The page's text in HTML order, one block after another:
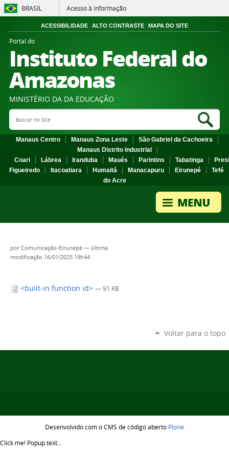
BRASIL Acesso à informação
ACESSIBILIDADE ALTO CONTRASTE MAPA DO SITE
Portal do
Instituto Federal do
Amazonas
MINISTÉRIO DA DA EDUCAÇÃO
Search Site
Manaus Centro Manaus Zona Leste
São Gabriel da Cachoeira
Manaus Distrito Industrial
Coari
Lábrea Iranduba Maués Parintins Tabatinga
Figueiredo
Itacoatiara Humaitá Manacapuru Eirunepé
Tefé
do Acre
porComunicação-Eirunepé — última
modificação 16/01/2025 19h44
<built-in function id> — 91 KB
Voltar para o topo
Desenvolvido com o CMS de código aberto Plone
Click me! Popup text...